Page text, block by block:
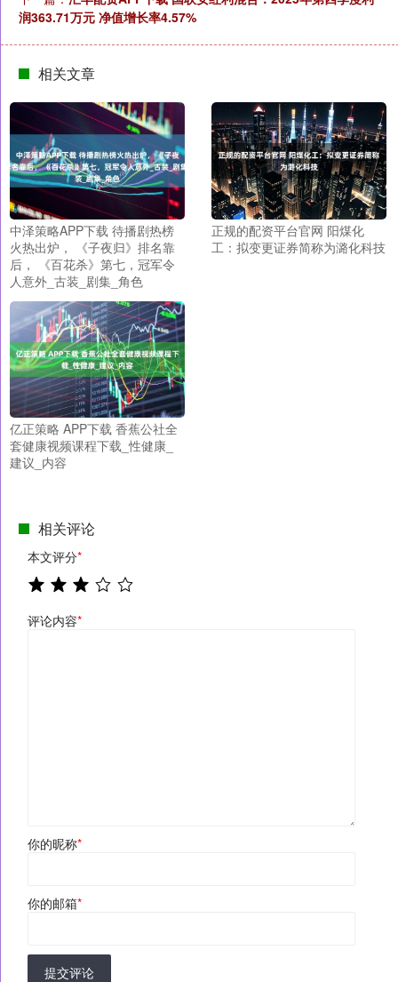
润363.71万元 净值增长率4.57%
相关文章
中泽策略APP下载 待播剧热榜
火热出炉， 《子夜归》排名靠
后， 《百花杀》第七，冠军令
人意外_古装_剧集_角色
正规的配资平台官网 阳煤化
工：拟变更证券简称为潞化科技
亿正策略 APP下载 香蕉公社全
套健康视频课程下载_性健康_
建议_内容
相关评论
本文评分*
评论内容*
你的昵称*
你的邮箱*
提交评论